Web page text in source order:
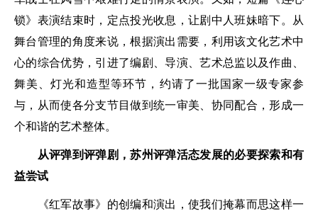
锁》表演结束时，定点投光收息，让剧中人班妹暗下。从
舞台管理的角度来说，根据演出需要，利用该文化艺术中
心的综合优势，引进了编剧、导演、艺术总监以及作曲、
舞美、灯光和造型等环节，约请了一批国家一级专家参
与，从而使各分支节目做到统一审美、协同配合，形成一
个和谐的艺术整体。
从评弹到评弹剧，苏州评弹活态发展的必要探索和有
益尝试
《红军故事》的创编和演出，使我们掩幕而思这样一